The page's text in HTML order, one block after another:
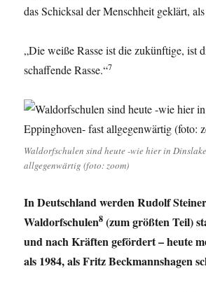
das Schicksal der Menschheit geklärt,
„Die weiße Rasse ist die zukünftige, ist
schaffende Rasse.“7
Waldorfschulen sind heute -wie hier in
allgegenwärtig (foto: zoom)
In Deutschland werden Rudolf
Waldorfschulen8 (zum größten Teil)
und nach Kräften gefördert – heute
als 1984, als Fritz Beckmannshagen